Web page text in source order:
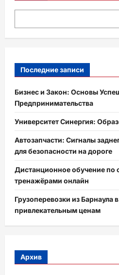
Последние записи
Бизнес и Закон: Основы
Предпринимательства
Университет Синергия:
Автозапчасти: Сигналы
для безопасности на дороге
Дистанционное обучение по
тренажёрами онлайн
Грузоперевозки из Барнаула
привлекательным ценам
Архив